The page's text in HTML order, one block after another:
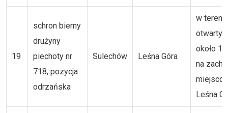
19
schron bierny
drużyny
piechoty nr
718, pozycja
odrzańska
Sulechów Leśna Góra
w
około
na
Leśna